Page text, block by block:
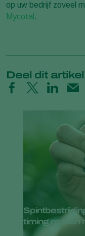
op uw bedrijf zoveel
Mycotal .
Deel dit artikel
timing maken